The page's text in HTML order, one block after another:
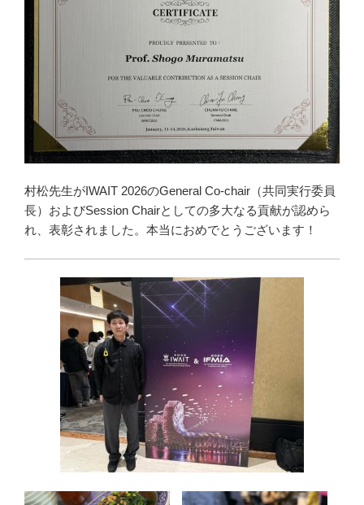
村松先生がIWAIT 2026のGeneral Co-chair（共同実行委員
長）およびSession Chairとしての多大なる貢献が認めら
れ、表彰されました。本当におめでとうございます！